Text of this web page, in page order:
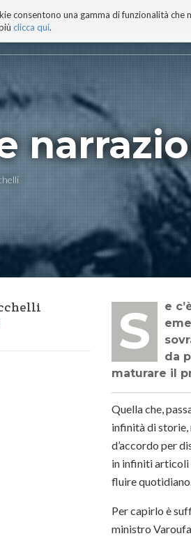
consentono una gamma di funzionalità
clicca qui.
TECNOCONSAPEVOLEZZA
Se c’è una cosa che balza agli occhi della vicenda greca è la confusione che
da
maturare il
Quella che,
infinità di storie,
d’accordo per
in infiniti articoli
fluire quotidiano.
Per capirlo è
ministro